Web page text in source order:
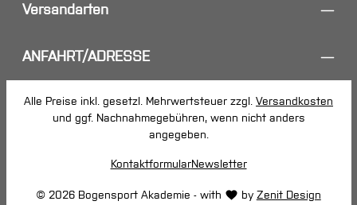
Versandarten
ANFAHRT/ADRESSE
Alle Preise inkl. gesetzl. Mehrwertsteuer zzgl. Versandkosten
und ggf. Nachnahmegebühren, wenn nicht anders
angegeben.
© 2026 Bogensport Akademie - with by Zenit Design
KontaktformularNewsletter